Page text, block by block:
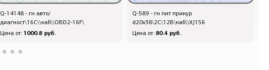
Q-14148 - гн авто/
диагност\16C\\каб\\OBD2-16F\
Цена от: 1000.8 руб.
Q-589 - гн пит прикур
d20x38\2C\12В\каб\\XJ156
Цена от: 80.4 руб.